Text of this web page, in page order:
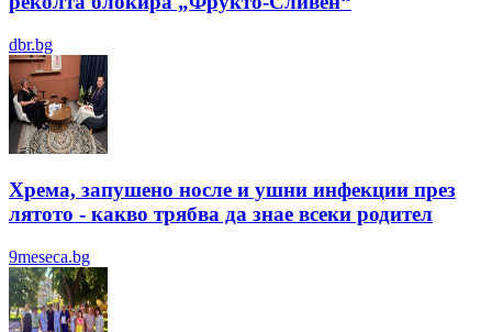
dbr.bg
Хрема, запушено носле и ушни инфекции през
лятотo - какво трябва да знае всеки родител
9meseca.bg